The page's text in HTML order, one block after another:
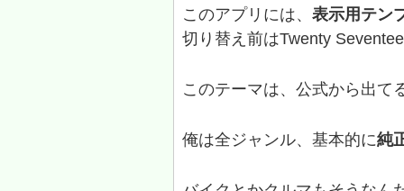
このアプリには、 表示用テン
切り替え前はTwenty
このテーマは、公式から出て
俺は全ジャンル、基本的に純